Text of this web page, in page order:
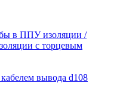
в ППУ изоляции /
с торцевым